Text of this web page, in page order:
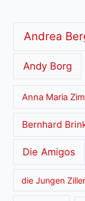
Andrea
Andy Borg
Anna Maria
Bernhard
Die Amigos
die Jungen